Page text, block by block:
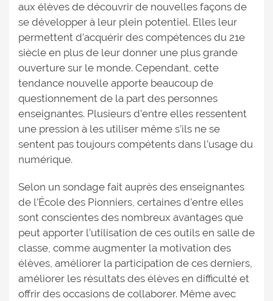
aux élèves de découvrir de nouvelles façons de
se développer à leur plein potentiel. Elles leur
permettent d’acquérir des compétences du 21e
siècle en plus de leur donner une plus grande
ouverture sur le monde. Cependant, cette
tendance nouvelle apporte beaucoup de
questionnement de la part des personnes
enseignantes. Plusieurs d’entre elles ressentent
une pression à les utiliser même s’ils ne se
sentent pas toujours compétents dans l’usage du
numérique.
Selon un sondage fait auprès des enseignantes
de l’École des Pionniers, certaines d’entre elles
sont conscientes des nombreux avantages que
peut apporter l’utilisation de ces outils en salle de
classe, comme augmenter la motivation des
élèves, améliorer la participation de ces derniers,
améliorer les résultats des élèves en difficulté et
offrir des occasions de collaborer. Même avec